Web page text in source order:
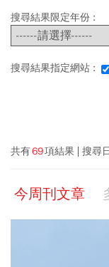
搜尋結果限定年份 :
搜尋結果指定網站 :
共有69項結果 搜尋
今周刊文章